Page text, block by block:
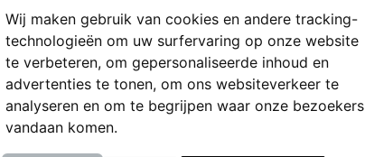
Wij maken gebruik van cookies en andere tracking-
technologieën om uw surfervaring op onze website
te verbeteren, om gepersonaliseerde inhoud en
advertenties te tonen, om ons websiteverkeer te
analyseren en om te begrijpen waar onze bezoekers
vandaan komen.
Houten lijst Fleurat
formaat